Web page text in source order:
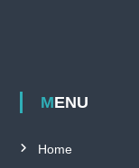
MENU
Home